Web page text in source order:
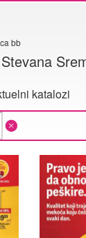
bb
katalozi